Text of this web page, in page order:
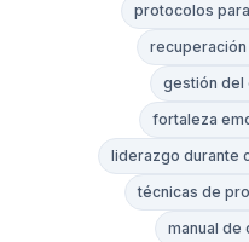
protocolos
gestión del
fortaleza
liderazgo durante
técnicas de
manual de